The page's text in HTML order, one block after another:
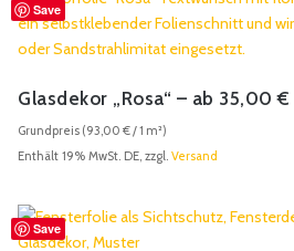
Save
Glasdekor „Rosa“ – ab 35,00 €
Grundpreis (93,00 €/ 1 m²)
Enthält 19% MwSt. DE, zzgl. Versand
Save